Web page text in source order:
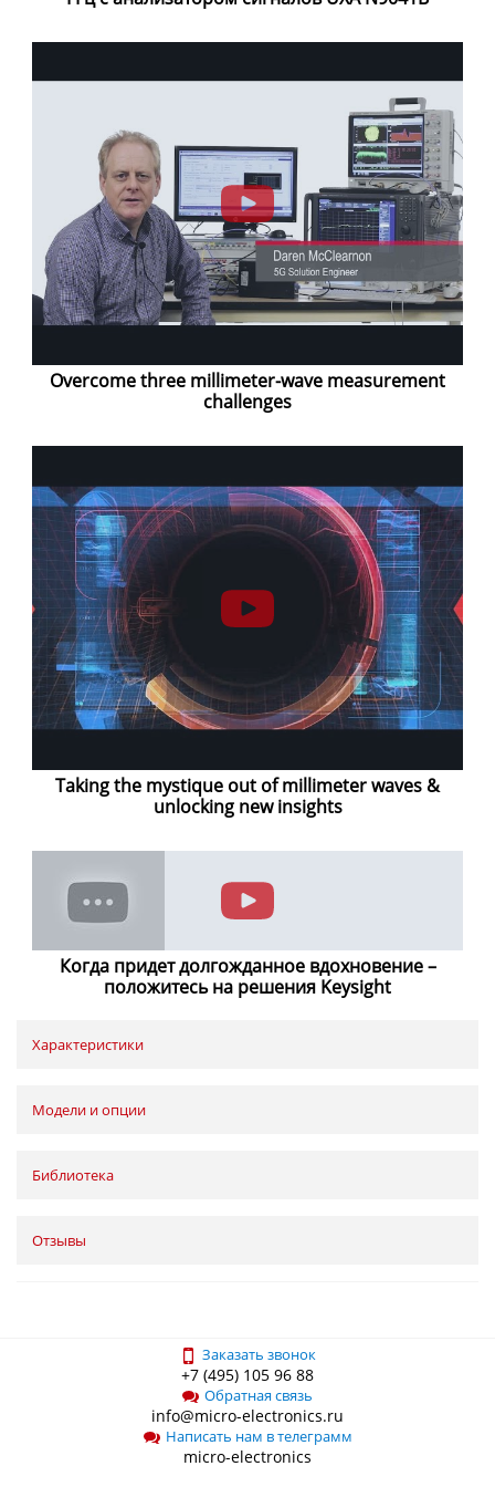
Overcome three millimeter-wave measurement
challenges
Taking the mystique out of millimeter waves &
unlocking new insights
Когда придет долгожданное вдохновение –
положитесь на решения Keysight
Характеристики
Модели и опции
Библиотека
Отзывы
Заказать звонок
+7 (495) 105 96 88
Обратная связь
info@micro-electronics.ru
Написать нам в телеграмм
micro-electronics